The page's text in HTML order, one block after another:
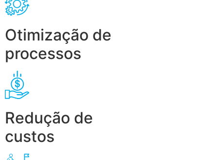
Otimização de
processos
Redução de
custos